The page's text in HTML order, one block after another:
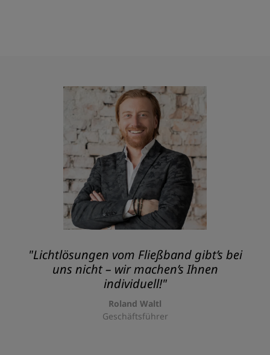
"Lichtlösungen vom Fließband gibt’s bei
uns nicht – wir machen’s Ihnen
individuell!"
Roland Waltl
Geschäftsführer